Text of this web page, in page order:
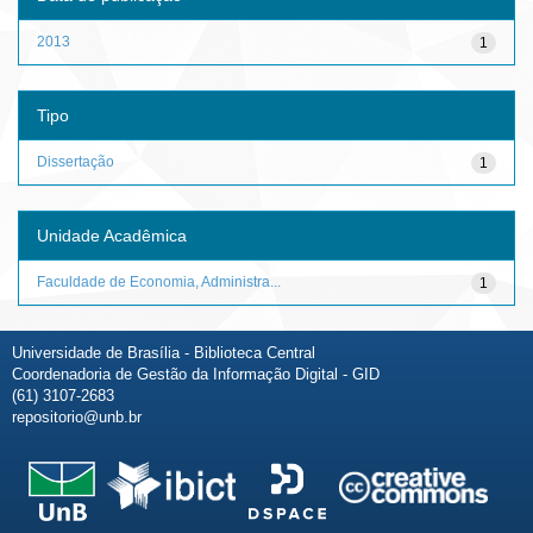
1
2013
Tipo
1
Dissertação
Unidade Acadêmica
1
Faculdade de Economia, Administra...
Universidade de Brasília - Biblioteca Central
Coordenadoria de Gestão da Informação Digital - GID
(61) 3107-2683
repositorio@unb.br